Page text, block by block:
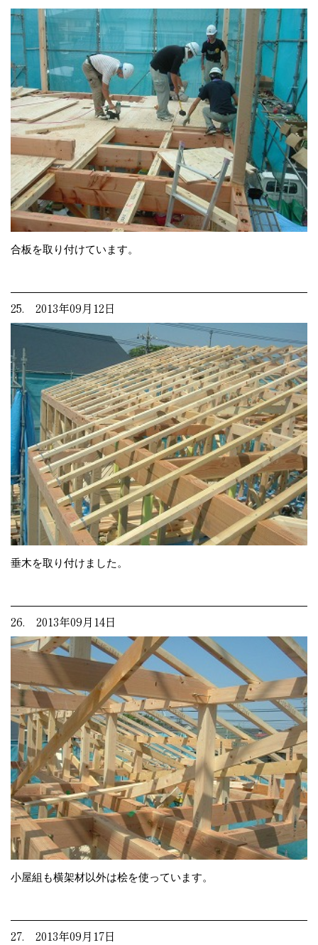
合板を取り付けています。
25. 2013年09月12日
垂木を取り付けました。
26. 2013年09月14日
小屋組も横架材以外は桧を使っています。
27. 2013年09月17日